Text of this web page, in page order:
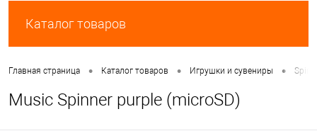
Каталог товаров
Главная страница • Каталог товаров • Игрушки и сувениры •
Music Spinner purple (microSD)